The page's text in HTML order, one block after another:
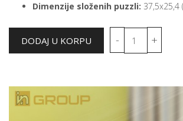
Dimenzije složenih puzzli: 37,5x25,4